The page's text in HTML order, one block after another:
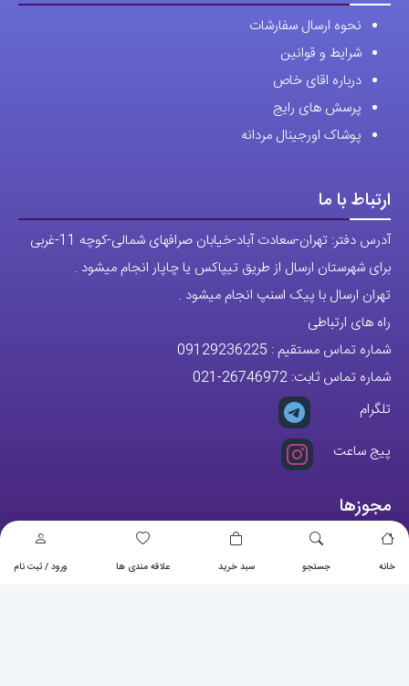
خانه جستجو سبد خرید علاقه مندی ها ورود / ثبت نام
درباره اقای خاص
پرسش های رایج
پوشاک اورجینال مردانه
ارتباط با ما
برای شهرستان ارسال از طریق تیپاکس یا چاپار انجام میشود .
تهران ارسال با پیک اسنپ انجام میشود .
راه های ارتباطی
شماره تماس مستقیم :
09129236225
شماره تماس ثابت:
26746972
تلگرام
پیج ساعت
مجوزها